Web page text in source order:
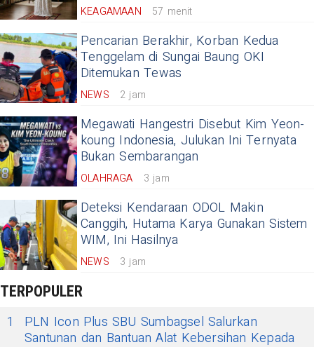
KEAGAMAAN 57 menit
Pencarian Berakhir, Korban Kedua
Tenggelam di Sungai Baung OKI
Ditemukan Tewas
NEWS 2 jam
Megawati Hangestri Disebut Kim Yeon-
koung Indonesia, Julukan Ini Ternyata
Bukan Sembarangan
OLAHRAGA 3 jam
Deteksi Kendaraan ODOL Makin
Canggih, Hutama Karya Gunakan Sistem
WIM, Ini Hasilnya
NEWS 3 jam
TERPOPULER
1
PLN Icon Plus SBU Sumbagsel Salurkan
Santunan dan Bantuan Alat Kebersihan Kepada